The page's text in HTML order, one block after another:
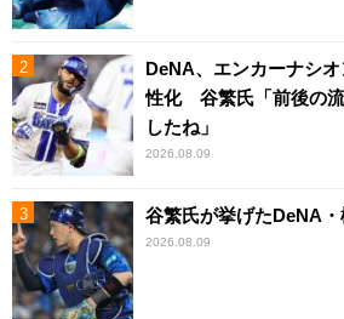
DeNA、エンカーナシ
性化 谷繁氏「前後の
したね」
2026.08.09
谷繁氏が挙げたDeNA
2026.08.09